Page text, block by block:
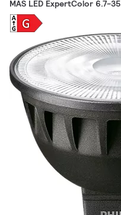
MAS LED ExpertColor 6.7-